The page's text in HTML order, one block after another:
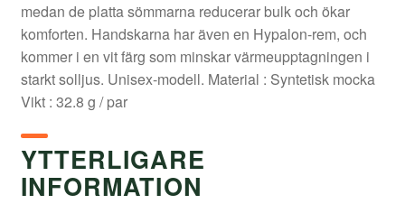
medan de platta sömmarna reducerar bulk och ökar
komforten. Handskarna har även en Hypalon-rem, och
kommer i en vit färg som minskar värmeupptagningen i
starkt solljus. Unisex-modell. Material : Syntetisk mocka
Vikt : 32.8 g / par
YTTERLIGARE
INFORMATION